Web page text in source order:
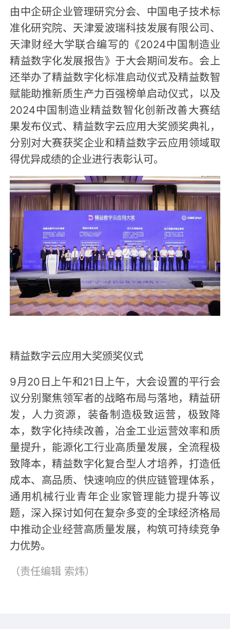
由中企研企业管理研究分会、中国电子技术标
准化研究院、天津爱波瑞科技发展有限公司、
天津财经大学联合编写的《2024中国制造业
精益数字化发展报告》于大会期间发布。会上
还举办了精益数字化标准启动仪式及精益数智
赋能助推新质生产力百强榜单启动仪式，以及
2024中国制造业精益数智化创新改善大赛结
果发布仪式、精益数字云应用大奖颁奖典礼，
分别对大赛获奖企业和精益数字云应用领域取
得优异成绩的企业进行表彰认可。
精益数字云应用大奖颁奖仪式
9月20日上午和21日上午，大会设置的平行会
议分别聚焦领军者的战略布局与落地，精益研
发，人力资源，装备制造极致运营，极致降
本，数字化持续改善，冶金工业运营效率和质
量提升，能源化工行业高质量发展，全流程极
致降本，精益数字化复合型人才培养，打造低
成本、高品质、快速响应的供应链管理体系，
通用机械行业青年企业家管理能力提升等议
题，深入探讨如何在复杂多变的全球经济格局
中推动企业经营高质量发展，构筑可持续竞争
力优势。
（责任编辑 索炜）